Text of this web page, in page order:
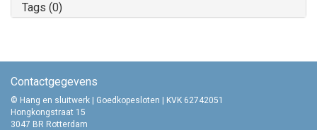
Tags (0)
Contactgegevens
© Hang en sluitwerk | Goedkopesloten | KVK 62742051
Hongkongstraat 15
3047 BR Rotterdam